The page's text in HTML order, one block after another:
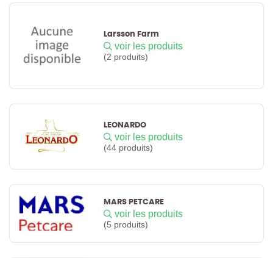
Larsson Farm
voir les produits
(2 produits)
LEONARDO
voir les produits
(44 produits)
MARS PETCARE
voir les produits
(5 produits)